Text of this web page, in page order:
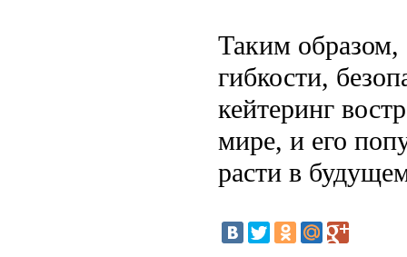
Таким образом,
гибкости,
кейтеринг
мире, и его
расти в